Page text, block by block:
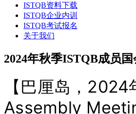
ISTQB资料下载
ISTQB企业内训
ISTQB考试报名
关于我们
2024年秋季ISTQB成员
【巴厘岛，
Assembly